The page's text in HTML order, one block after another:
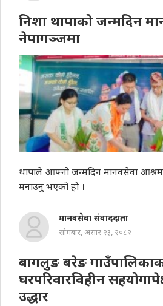
निशा थापाको जन्मदिन
नेपागञ्जमा
थापाले आफ्नो जन्मदिन मानवसेवा
मनाउनु भएको हाे ।
मानवसेवा संवाददाता
सोमबार, असार २३, २०८२
बागलुङ बरेङ
घरपरिवारविहीन
उद्धार